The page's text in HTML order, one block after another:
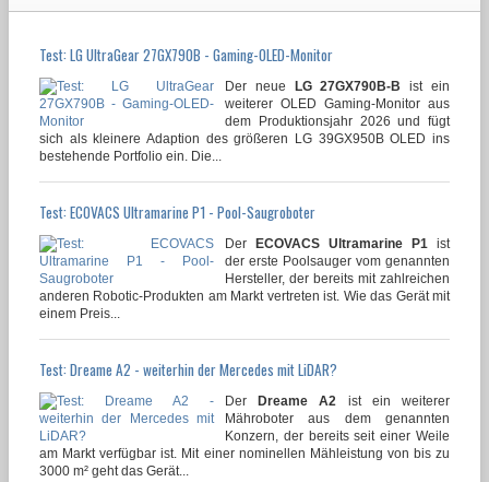
Test: LG UltraGear 27GX790B - Gaming-OLED-Monitor
Der neue LG 27GX790B-B
ist ein
weiterer OLED Gaming-Monitor aus
dem Produktionsjahr 2026 und fügt
sich als kleinere Adaption des größeren LG 39GX950B OLED ins
bestehende Portfolio ein. Die...
Test: ECOVACS Ultramarine P1 - Pool-Saugroboter
Der ECOVACS Ultramarine P1 ist
der erste Poolsauger vom genannten
Hersteller, der bereits mit zahlreichen
anderen Robotic-Produkten am Markt vertreten ist. Wie das Gerät mit
einem Preis...
Test: Dreame A2 - weiterhin der Mercedes mit LiDAR?
DerDreame A2
ist ein weiterer
Mähroboter aus dem genannten
Konzern, der bereits seit einer Weile
am Markt verfügbar ist. Mit einer nominellen Mähleistung von bis zu
3000 m² geht das Gerät...